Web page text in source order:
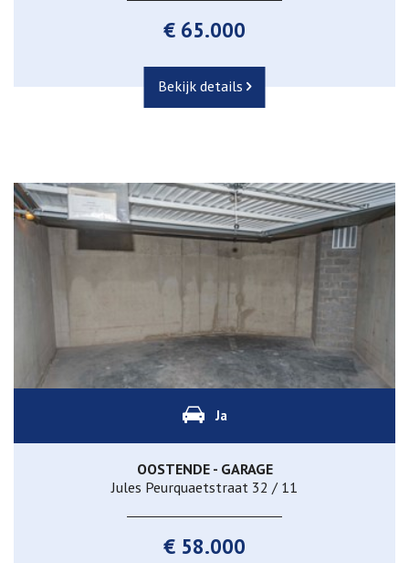
€ 65.000
Bekijk details
Ja
OOSTENDE - GARAGE
Jules Peurquaetstraat 32 / 11
€ 58.000